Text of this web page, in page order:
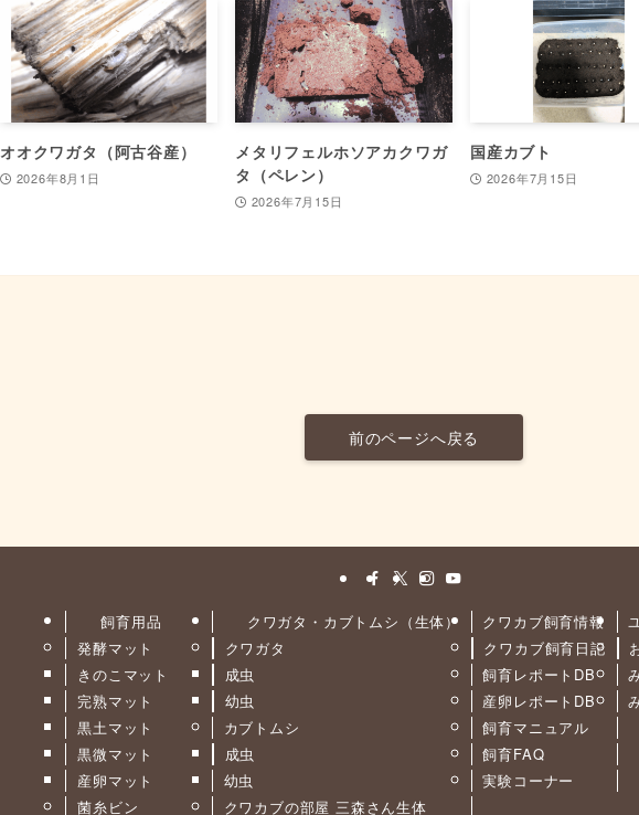
オオクワガタ（阿古谷産）
2026年8月1日
メタリフェルホソアカクワガ
タ（ペレン）
2026年7月15日
国産カブト
2026年7月15日
前のページへ戻る
飼育用品
発酵マット
きのこマット
完熟マット
黒土マット
黒微マット
産卵マット
菌糸ビン
クワガタ・カブトムシ（生体）
クワガタ
成虫
幼虫
カブトムシ
成虫
幼虫
クワカブの部屋 三森さん生体
クワカブ飼育情報
クワカブ飼育日記
飼育レポートDB
産卵レポートDB
飼育マニュアル
飼育FAQ
実験コーナー